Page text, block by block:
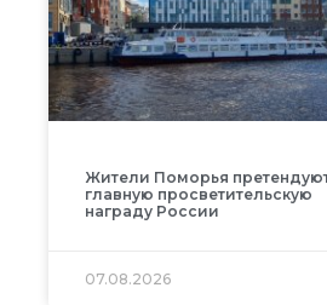
Жители Поморья
главную просветительскую
награду России
07.08.2026